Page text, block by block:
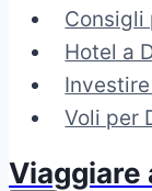
Consigli
Hotel a
Voli per
Viaggiare